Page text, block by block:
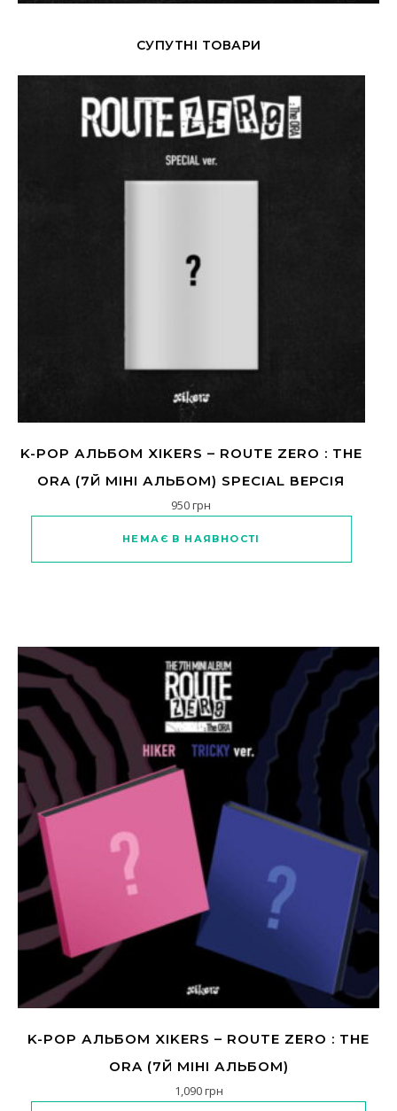
СУПУТНІ ТОВАРИ
K-POP АЛЬБОМ XIKERS – ROUTE ZERO : THE
ORA (7Й МІНІ АЛЬБОМ) SPECIAL ВЕРСІЯ
950грн
НЕМАЄ В НАЯВНОСТІ
K-POP АЛЬБОМ XIKERS – ROUTE ZERO : THE
ORA (7Й МІНІ АЛЬБОМ)
1,090грн